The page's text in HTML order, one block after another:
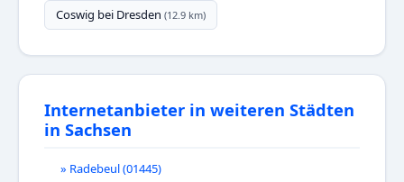
Coswig bei Dresden (12.9 km)
Internetanbieter in weiteren Städten
in Sachsen
» Radebeul (01445)